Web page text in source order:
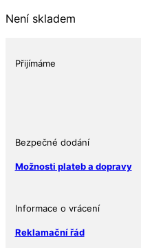
Není skladem
Přijímáme
Bezpečné dodání
Možnosti plateb a dopravy
Informace o vrácení
Reklamační řád